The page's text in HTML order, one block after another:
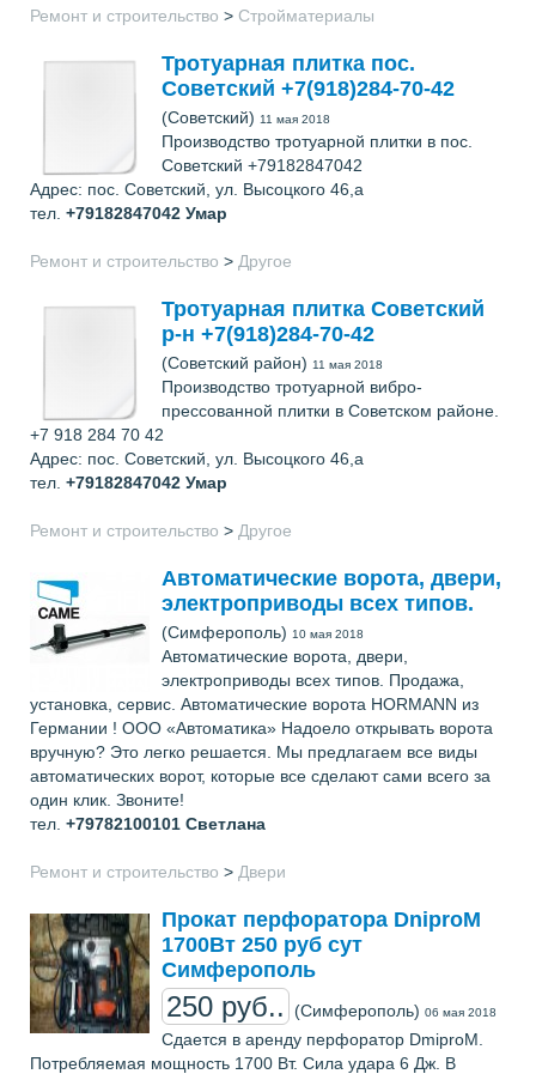
Ремонт и строительство > Стройматериалы
Тротуарная плитка пос.
Советский +7(918)284-70-42
(Советский) 11 мая 2018
Производство тротуарной плитки в пос.
Советский +79182847042
Адрес: пос. Советский, ул. Высоцкого 46,а
тел. +79182847042 Умар
Ремонт и строительство > Другое
Тротуарная плитка Советский
р-н +7(918)284-70-42
(Советский район) 11 мая 2018
Производство тротуарной вибро-
прессованной плитки в Советском районе.
+7 918 284 70 42
Адрес: пос. Советский, ул. Высоцкого 46,а
тел. +79182847042 Умар
Ремонт и строительство > Другое
Автоматические ворота, двери,
электроприводы всех типов.
(Симферополь) 10 мая 2018
Автоматические ворота, двери,
электроприводы всех типов. Продажа,
установка, сервис. Автоматические ворота HORMANN из
Германии ! ООО «Автоматика» Надоело открывать ворота
вручную? Это легко решается. Мы предлагаем все виды
автоматических ворот, которые все сделают сами всего за
один клик. Звоните!
тел. +79782100101 Светлана
Ремонт и строительство > Двери
Прокат перфоратора DniproM
1700Вт 250 руб сут
Симферополь
250 руб.. (Симферополь) 06 мая 2018
Сдается в аренду перфоратор DmiproM.
Потребляемая мощность 1700 Вт. Сила удара 6 Дж. В